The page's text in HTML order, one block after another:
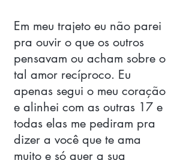
Em meu trajeto eu não parei
pra ouvir o que os outros
pensavam ou acham sobre o
tal amor recíproco. Eu
apenas segui o meu coração
e alinhei com as outras 17 e
todas elas me pediram pra
dizer a você que te ama
muito e só quer a sua